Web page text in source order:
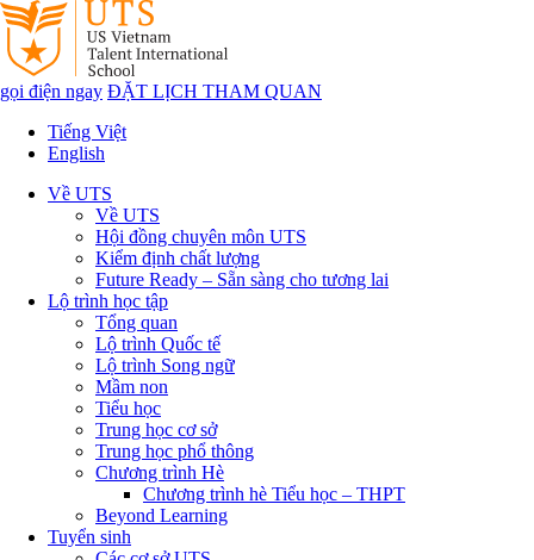
gọi điện ngay ĐẶT LỊCH THAM QUAN
Tiếng Việt
English
Về UTS
Về UTS
Hội đồng chuyên môn UTS
Kiểm định chất lượng
Future Ready – Sẵn sàng cho tương lai
Lộ trình học tập
Tổng quan
Lộ trình Quốc tế
Lộ trình Song ngữ
Mầm non
Tiểu học
Trung học cơ sở
Trung học phổ thông
Chương trình Hè
Chương trình hè Tiểu học – THPT
Beyond Learning
Tuyển sinh